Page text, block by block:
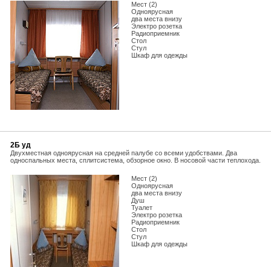
Мест (2)
Одноярусная
два места внизу
Электро розетка
Радиоприемник
Стол
Стул
Шкаф для одежды
2Б уд
Двухместная одноярусная на средней палубе со всеми удобствами. Два
односпальных места, сплитсистема, обзорное окно. В носовой части теплохода.
Мест (2)
Одноярусная
два места внизу
Душ
Туалет
Электро розетка
Радиоприемник
Стол
Стул
Шкаф для одежды